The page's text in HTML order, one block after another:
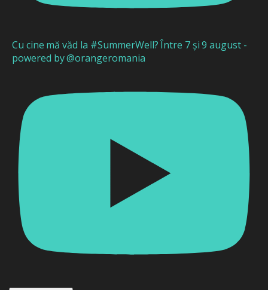
Cu cine mă văd la #SummerWell? Între 7 și 9 august -
powered by @orangeromania